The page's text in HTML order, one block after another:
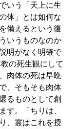
いう「天上に生
体」とは如何な
備えるという復
いうものなのか
明がなく明確で
の死生観にして
肉体の死は早晩
、そもそも肉体
るものとして創
す。「ちりは、
、霊はこれを授